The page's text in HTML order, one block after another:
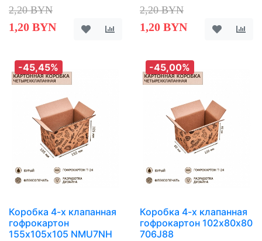
2,20 BYN
1,20 BYN
2,20 BYN
1,20 BYN
-45,45%
Коробка 4-х клапанная
гофрокартон
155х105х105 NMU7NH
-45,00%
Коробка 4-х клапанная
гофрокартон 102х80х80
706J88